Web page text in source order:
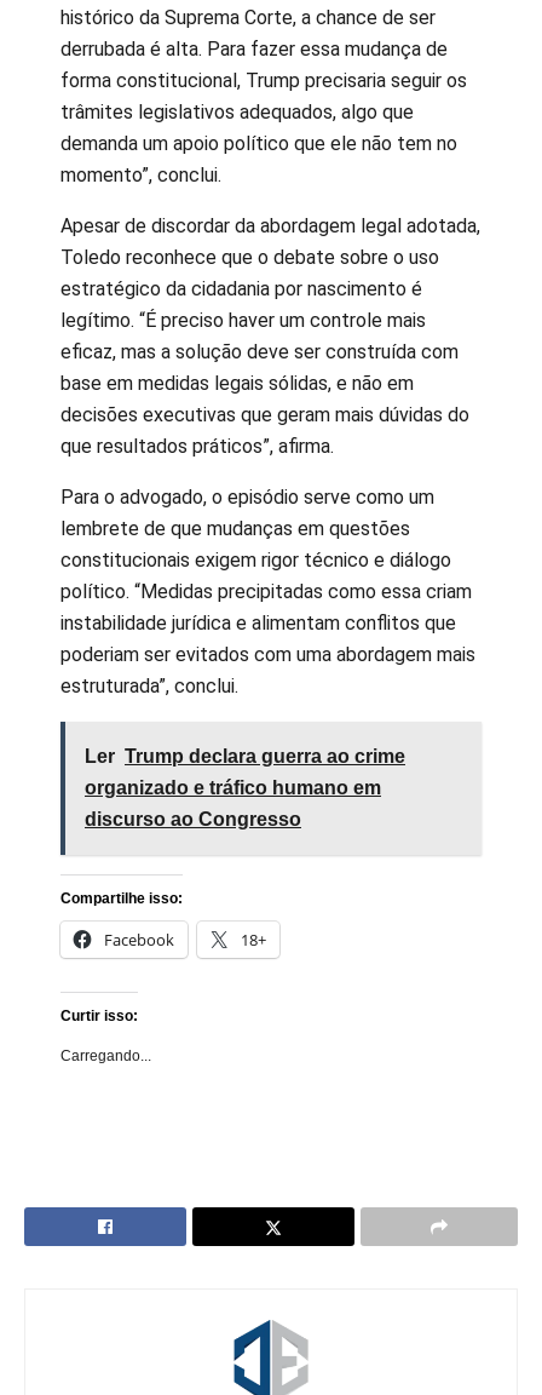
histórico da Suprema Corte, a chance de ser
derrubada é alta. Para fazer essa mudança de
forma constitucional, Trump precisaria seguir os
trâmites legislativos adequados, algo que
demanda um apoio político que ele não tem no
momento”, conclui.
Apesar de discordar da abordagem legal adotada,
Toledo reconhece que o debate sobre o uso
estratégico da cidadania por nascimento é
legítimo. “É preciso haver um controle mais
eficaz, mas a solução deve ser construída com
base em medidas legais sólidas, e não em
decisões executivas que geram mais dúvidas do
que resultados práticos”, afirma.
Para o advogado, o episódio serve como um
lembrete de que mudanças em questões
constitucionais exigem rigor técnico e diálogo
político. “Medidas precipitadas como essa criam
instabilidade jurídica e alimentam conflitos que
poderiam ser evitados com uma abordagem mais
estruturada”, conclui.
Ler Trump declara guerra ao crime
organizado e tráfico humano em
discurso ao Congresso
Compartilhe isso:
Facebook 18+
Curtir isso:
Carregando...